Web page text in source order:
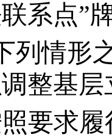
系点”
列情形
调整基层
照要求